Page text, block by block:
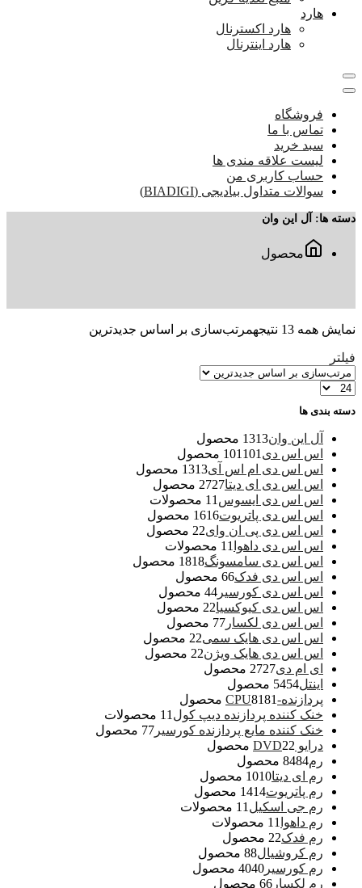
هارد
هارد اکسترنال
هارد اینترنال
فروشگاه
تماس با ما
سبد خرید
لیست علاقه مندی ها
حساب کاربری من
سوالات متداول بیادیجی (BIADIGI)
دسته ها: آل این وان
محصول
نمایش همه 13 نتیجه مرتب‌سازی بر اساس جدیدترین
فیلتر
دسته بندی ها
آل این وان 1313 محصول
اس اس دی
101 101 محصول
اس اس دی ام اس آی
1313 محصول
اس اس دی ای دیتا
2727 محصول
اس اس دی ایسوس
1 1 محصولات
اس اس دی پاتریوت
1616 محصول
اس اس دی پی ان وای 22 محصول
اس اس دی داهوا
1 1 محصولات
اس اس دی سامسونگ
1818 محصول
اس اس دی فدک 66 محصول
اس اس دی کورسیر
44 محصول
اس اس دی کیوکسیا 22 محصول
اس اس دی لکسار
77 محصول
اس اس دی هایک سمی 22 محصول
اس اس دی هایک ویژن 22 محصول
ای ام دی
2727 محصول
اینتل
5454 محصول
پردازنده-CPU
8181 محصول
خنک کننده پردازنده دیپ کول
1 1 محصولات
خنک کننده مایع پردازنده کورسیر
77 محصول
درایو DVD
22 محصول
رم
8484 محصول
رم ای دیتا
1010 محصول
رم پاتریوت
1414 محصول
رم جی اسکیل
1 1 محصولات
رم داهوا
1 1 محصولات
رم فدک 22 محصول
رم کروشیال 88 محصول
رم کورسیر
4040 محصول
رم لکسار
66 محصول